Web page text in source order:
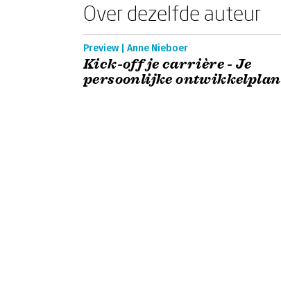
Over dezelfde auteur
Preview | Anne Nieboer
Kick-off je carrière - Je
persoonlijke ontwikkelplan